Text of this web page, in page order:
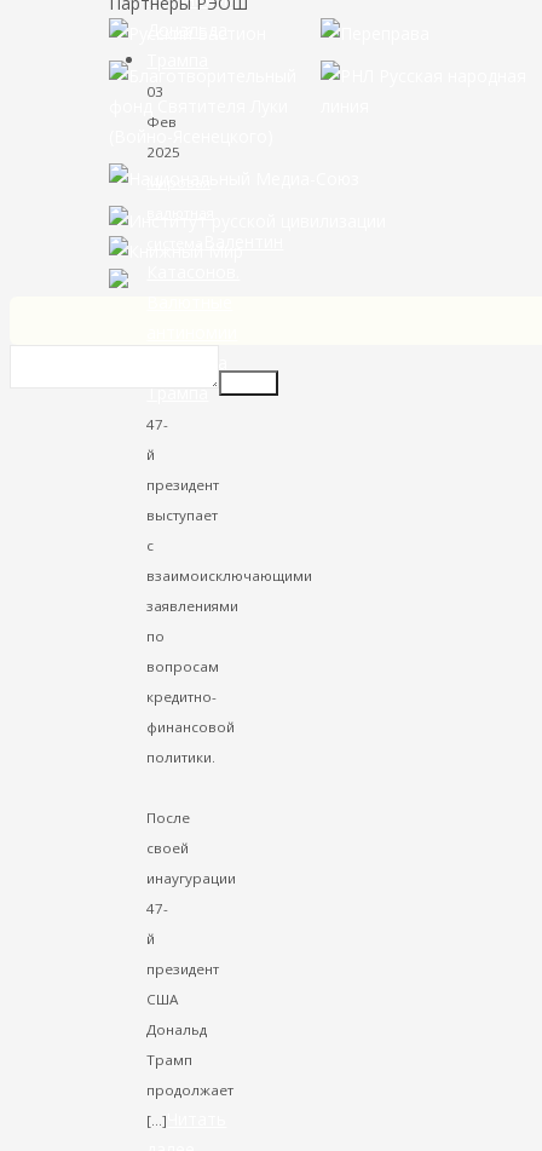
03
Фев
2025
47-
й
президент
выступает
с
взаимоисключающими
заявлениями
по
вопросам
кредитно-
финансовой
политики.
После
своей
инаугурации
47-
й
президент
США
Дональд
Трамп
продолжает
[…]